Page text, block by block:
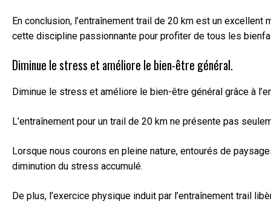
En conclusion, l’entraînement trail de 20 km est un
cette discipline passionnante pour profiter de tous les
Diminue le stress et améliore le bien-être général.
Diminue le stress et améliore le bien-être général grâce à
L’entraînement pour un trail de 20 km ne présente pas
Lorsque nous courons en pleine nature, entourés de
diminution du stress accumulé.
De plus, l’exercice physique induit par l’entraînement trail